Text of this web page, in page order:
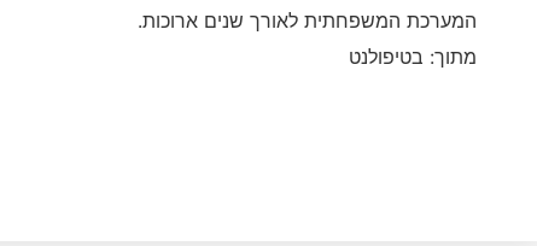
המערכת המשפחתית לאורך שנים ארוכות.
מתוך: בטיפולנט